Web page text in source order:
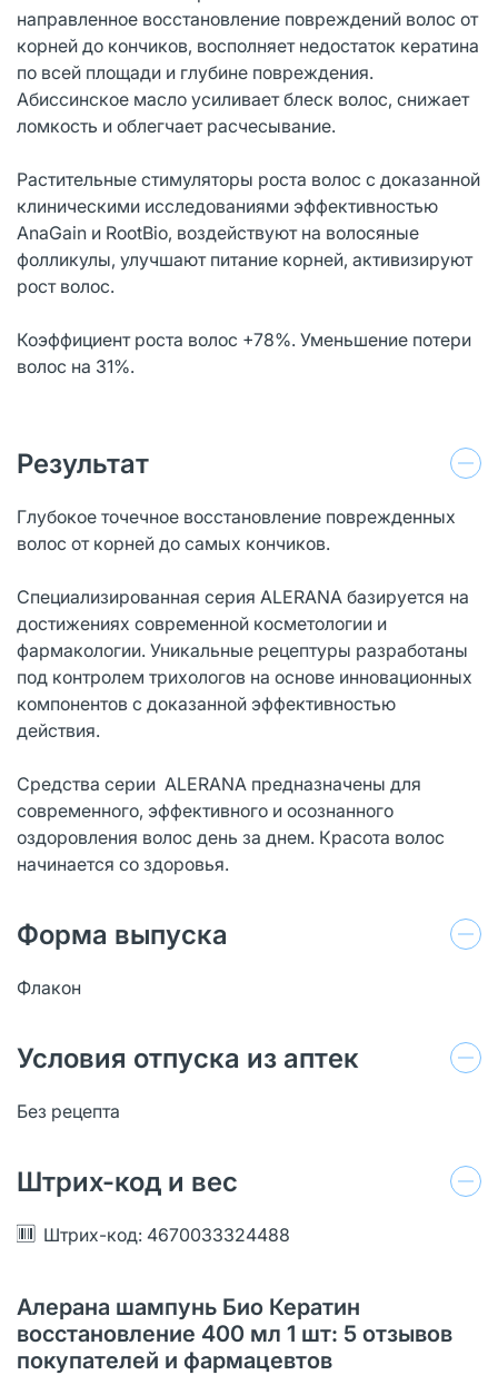
направленное восстановление повреждений волос от
корней до кончиков, восполняет недостаток кератина
по всей площади и глубине повреждения.
Абиссинское масло усиливает блеск волос, снижает
ломкость и облегчает расчесывание.
Растительные стимуляторы роста волос с доказанной
клиническими исследованиями эффективностью
AnaGain и RootBio, воздействуют на волосяные
фолликулы, улучшают питание корней, активизируют
рост волос.
Коэффициент роста волос +78%. Уменьшение потери
волос на 31%.
Результат
Глубокое точечное восстановление поврежденных
волос от корней до самых кончиков.
Специализированная серия ALERANA базируется на
достижениях современной косметологии и
фармакологии. Уникальные рецептуры разработаны
под контролем трихологов на основе инновационных
компонентов с доказанной эффективностью
действия.
Средства серии ALERANA предназначены для
современного, эффективного и осознанного
оздоровления волос день за днем. Красота волос
начинается со здоровья.
Форма выпуска
Флакон
Условия отпуска из аптек
Без рецепта
Штрих-код и вес
Штрих-код: 4670033324488
Алерана шампунь Био Кератин
восстановление 400 мл 1 шт: 5 отзывов
покупателей и фармацевтов